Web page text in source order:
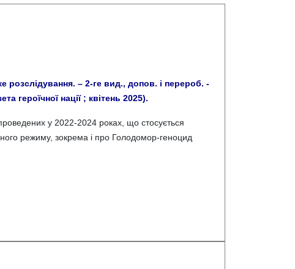
розслідування. – 2-ге вид., допов. і перероб. -
героїчної нації ; квітень 2025).
у 2022-2024 роках, що стосується
режиму, зокрема і про Голодомор-геноцид